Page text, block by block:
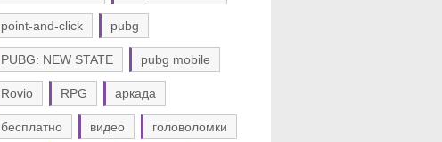
point-and-click pubg
PUBG: NEW STATE pubg mobile
Rovio RPG аркада
бесплатно видео головоломки